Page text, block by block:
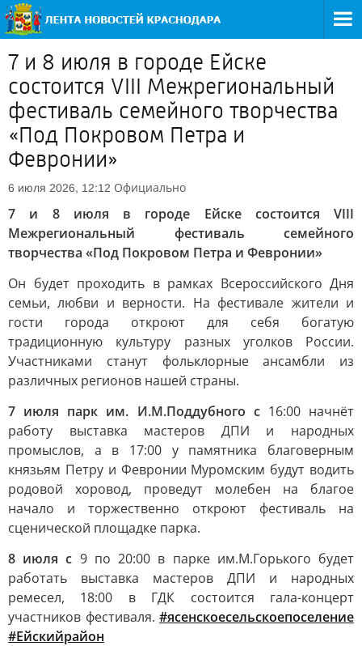
7 и 8 июля в городе Ейске
состоится VIII Межрегиональный
фестиваль семейного творчества
«Под Покровом Петра и
Февронии»
6 июля 2026, 12:12 Официально
7 и 8 июля в городе Ейске состоится VIII
Межрегиональный фестиваль семейного
творчества «Под Покровом Петра и Февронии»
Он будет проходить в рамках Всероссийского Дня
семьи, любви и верности. На фестивале жители и
гости города откроют для себя богатую
традиционную культуру разных уголков России.
Участниками станут фольклорные ансамбли из
различных регионов нашей страны.
7 июля парк им. И.М.Поддубного с 16:00 начнёт
работу выставка мастеров ДПИ и народных
промыслов, а в 17:00 у памятника благоверным
князьям Петру и Февронии Муромским будут водить
родовой хоровод, проведут молебен на благое
начало и торжественно откроют фестиваль на
сценической площадке парка.
8 июля с 9 по 20:00 в парке им.М.Горького будет
работать выставка мастеров ДПИ и народных
ремесел, 18:00 в ГДК состоится гала-концерт
участников фестиваля. #ясенскоесельскоепоселение
#Ейскийрайон